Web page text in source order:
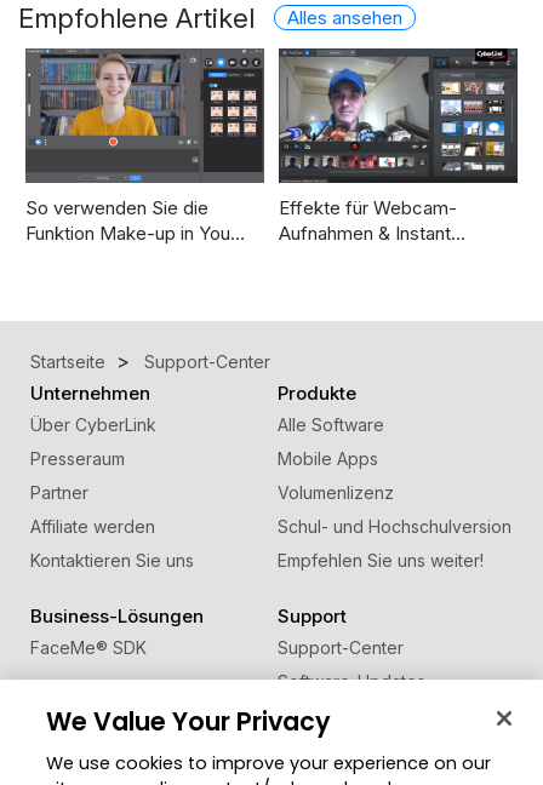
Empfohlene Artikel Alles ansehen
So verwenden Sie die
Funktion Make-up in You…
Effekte für Webcam-
Aufnahmen & Instant…
Startseite Support-Center
Unternehmen
Über CyberLink
Presseraum
Partner
Affiliate werden
Kontaktieren Sie uns
Produkte
Alle Software
Mobile Apps
Volumenlizenz
Schul- und Hochschulversion
Empfehlen Sie uns weiter!
Business-Lösungen
FaceMe® SDK
Support
Support-Center
Software-Updates
Lernen + Wissen
Community Region ändern
We Value Your Privacy
We use cookies to improve your experience on our